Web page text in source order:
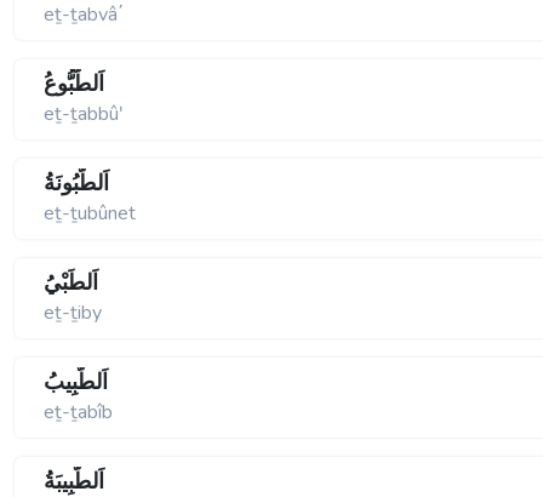
eṯ-ṯabvâ΄
اَلطَّبُّوعُ
eṯ-ṯabbûʹ
اَلطُّبُونَةُ
eṯ-ṯubûnet
اَلطِّبْيُ
eṯ-ṯiby
اَلطَّبِيبُ
eṯ-ṯabîb
اَلطَّبِيبَةُ